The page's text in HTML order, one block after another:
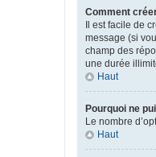
Comment
Il est facile de
message (si
champ des
une durée
Haut
Pourquoi ne
Le nombre
Haut